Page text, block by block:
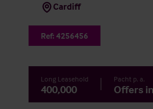
Cardiff
Ref: 4256456
Long Leasehold
400,000
Pacht p. a.
Offers